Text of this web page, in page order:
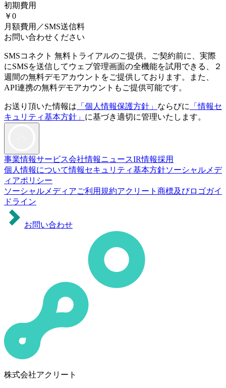
初期費用
￥0
月額費用／SMS送信料
お問い合わせください
SMSコネクト 無料トライアルのご提供。ご契約前に、実際
にSMSを送信してウェブ管理画面の全機能を試用できる、２
週間の無料デモアカウントをご提供しております。また、
API連携の無料デモアカウントもご提供可能です。
お送り頂いた情報は 「個人情報保護方針」 ならびに
「情報セ
キュリティ基本方針」 に基づき適切に管理いたします。
事業情報サービス会社情報ニュースIR情報採用
個人情報について情報セキュリティ基本方針ソーシャルメデ
ィアポリシー
ソーシャルメディアご利用規約アクリート商標及びロゴガイ
ドライン
お問い合わせ
株式会社アクリート